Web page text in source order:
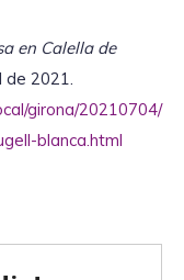
en Calella de
de 2021.
girona/20210704/
blanca.html